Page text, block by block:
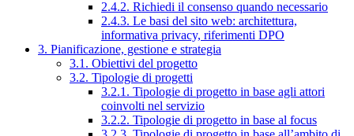
2.4.2. Richiedi il consenso quando necessario
2.4.3. Le basi del sito web: architettura,
informativa privacy, riferimenti DPO
3. Pianificazione, gestione e strategia
3.1. Obiettivi del progetto
3.2. Tipologie di progetti
3.2.1. Tipologie di progetto in base agli attori
coinvolti nel servizio
3.2.2. Tipologie di progetto in base al focus